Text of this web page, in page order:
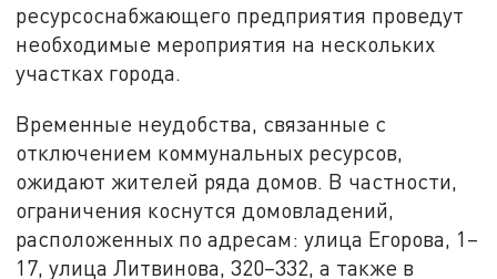
ресурсоснабжающего предприятия проведут
необходимые мероприятия на нескольких
участках города.
Временные неудобства, связанные с
отключением коммунальных ресурсов,
ожидают жителей ряда домов. В частности,
ограничения коснутся домовладений,
расположенных по адресам: улица Егорова, 1–
17, улица Литвинова, 320–332, а также в